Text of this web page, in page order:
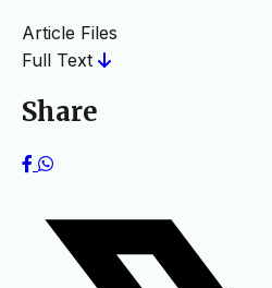
Article Files
Full Text
Share